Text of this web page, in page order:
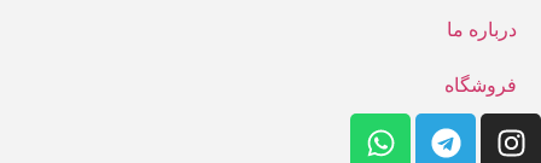
درباره ما
فروشگاه